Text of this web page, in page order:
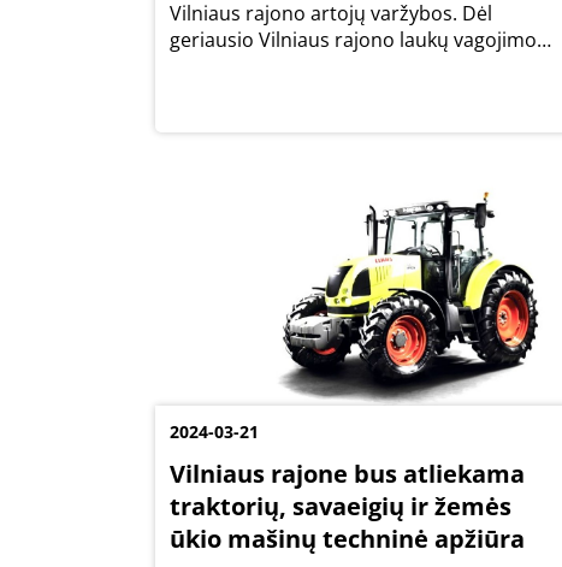
Vilniaus rajono artojų varžybos. Dėl
geriausio Vilniaus rajono laukų vagojimo
2024-03-21
Vilniaus rajone bus atliekama
traktorių, savaeigių ir žemės
ūkio mašinų techninė apžiūra